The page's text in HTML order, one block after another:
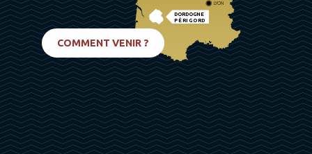
DORDOGNE
PÉRIGORD
LYON
COMMENT VENIR ?